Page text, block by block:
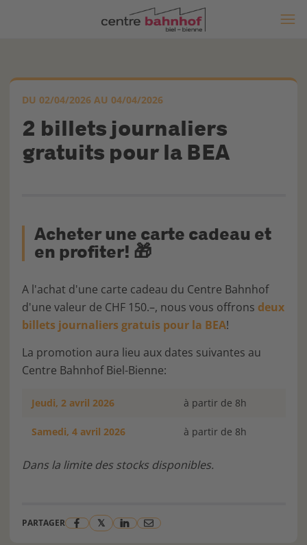
DU 02/04/2026 AU 04/04/2026
2 billets journaliers
gratuits pour la BEA
Acheter une carte cadeau et
en profiter! 🎁
A l'achat d'une carte cadeau du Centre Bahnhof
d'une valeur de CHF 150.–, nous vous offrons deux
billets journaliers gratuis pour la BEA!
La promotion aura lieu aux dates suivantes au
Centre Bahnhof Biel-Bienne:
Jeudi, 2 avril 2026 à partir de 8h
Samedi, 4 avril 2026 à partir de 8h
Dans la limite des stocks disponibles.
PARTAGER 𝕏